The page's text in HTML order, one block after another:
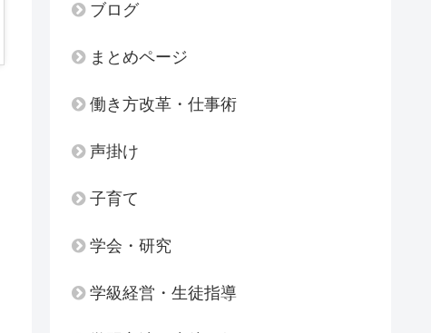
ブログ
まとめページ
働き方改革・仕事術
声掛け
子育て
学会・研究
学級経営・生徒指導